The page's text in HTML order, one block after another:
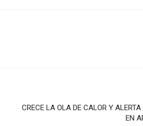
CRECE LA OLA DE CALOR Y
EN